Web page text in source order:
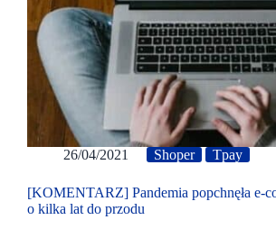
26/04/2021 Shoper Tpay
[KOMENTARZ] Pandemia popchnęła e-
o kilka lat do przodu